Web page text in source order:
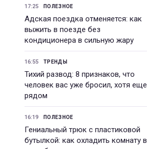
17:25 ПОЛЕЗНОЕ
Адская поездка отменяется: как
выжить в поезде без
кондиционера в сильную жару
16:55 ТРЕНДЫ
Тихий развод: 8 признаков, что
человек вас уже бросил, хотя еще
рядом
16:19 ПОЛЕЗНОЕ
Гениальный трюк с пластиковой
бутылкой: как охладить комнату в